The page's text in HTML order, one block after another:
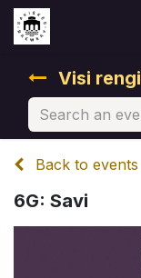
Visi
Back to events
6G: Savi